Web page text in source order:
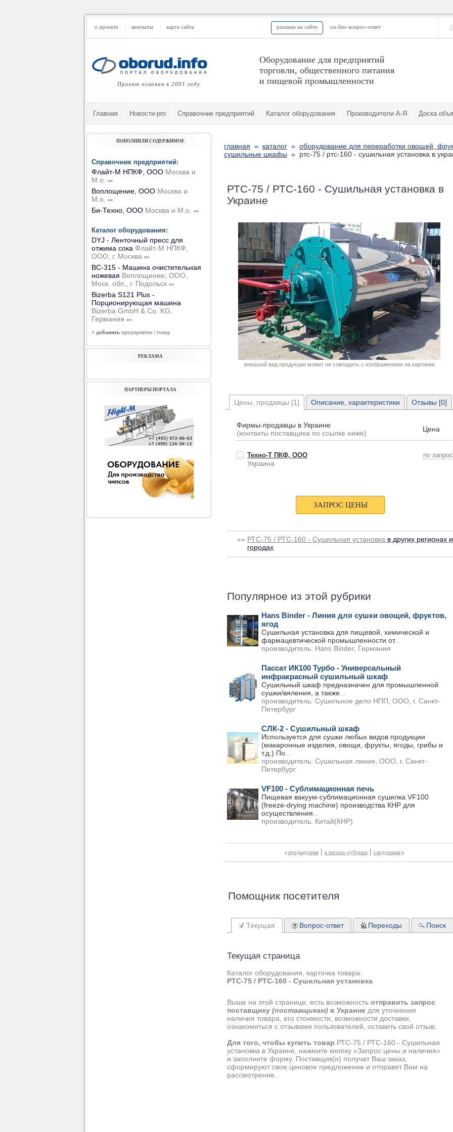
о проекте контакты карта сайта реклама на сайте on-line вопрос-ответ
Проект основан в 2001 году
Оборудование для предприятий
торговли, общественного питания
и пищевой промышленности
Главная Новости-pro Cправочник предприятий Каталог оборудования Производители А-Я Доска
главная » каталог » оборудование для переработки овощей,
сушильные шкафы » ртс-75 / ртс-160 - сушильная установка в
РТС-75 / РТС-160 - Сушильная установка в
Украине
внешний вид продукции может не совпадать с изображением на картинке
Цены, продавцы [1]
Фирмы-продавцы в Украине
(контакты поставщика по ссылке ниже)
Цена
Техно-Т ПКФ, ООО по
Украина
Описание, характеристики Отзывы [0]
«« РТС-75 / РТС-160 - Сушильная установка в других регионах и
городах
Популярное из этой рубрики
Hans Binder - Линия для сушки овощей, фруктов,
ягод
Сушильная установка для пищевой, химической и
фармацевтической промышленности от...
производитель: Hans Binder, Германия
Пассат ИК100 Турбо - Универсальный
инфракрасный сушильный шкаф
Сушильный шкаф предназначен для промышленной
сушки/вяления, а также
производитель: Сушильное дело НПП, ООО, г. Санкт-
Петербург
СЛК-2 - Сушильный шкаф
Используется для сушки любых видов продукции
(макаронные изделия, овощи, фрукты, ягоды, грибы и
т.д.) По
производитель: Сушильная линия, ООО, г. Санкт-
Петербург
VF100 - Сублимационная печь
Пищевая вакуум-сублимационная сушилка VF100
(freeze-drying machine) производства КНР для
осуществления
производитель: Китай(КНР)
предыдущая | в начало рубрики | следующая
Помощник посетителя
Текущая
Текущая страница
Каталог оборудования, карточка товара:
РТС-75 / РТС-160 - Сушильная установка
Выше на этой странице, есть возможность отправить запрос
поставщику (поставщикам) в Украине для уточнения
наличия товара, его стоимости, возможности доставки,
ознакомиться с отзывами пользователей, оставить свой отзыв.
Для того, чтобы купить товар РТС-75 / РТС-160 - Сушильная
установка в Украине, нажмите кнопку «Запрос цены и наличия»
и заполните форму. Поставщик(и) получат Ваш заказ,
сформируют свое ценовое предложение и отправят Вам на
рассмотрение.
Вопрос-ответ Переходы Поиск
ПОПОЛНИЛИ СОДЕРЖИМОЕ
Справочник предприятий:
Флайт-М НПКФ, ООО Москва и
М.о.
»»
Воплощение, ООО Москва и
М.о.
»»
Би-Техно, ООО Москва и М.о. »»
Каталог оборудования:
DYJ - Ленточный пресс для
отжима сока Флайт-М НПКФ,
ООО, г. Москва »»
ВС-315 - Машина очистительная
ножевая Воплощение, ООО,
Моск. обл., г. Подольск »»
Bizerba S121 Plus -
Порционирующая машина
Bizerba GmbH & Co. KG,
Германия »»
+ добавить предприятие | товар
РЕКЛАМА
ПАРТНЕРЫ ПОРТАЛА